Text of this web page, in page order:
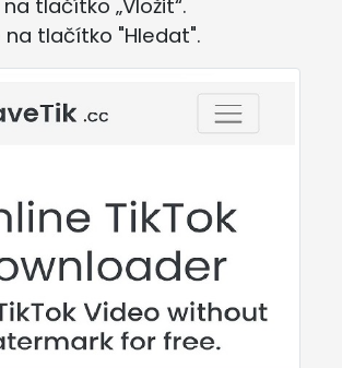
tlačítko „Vložit“.
na tlačítko "Hledat".